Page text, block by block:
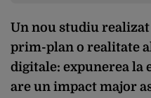
Un nou studiu
prim-plan o realitate
digitale: expunerea la
are un impact major